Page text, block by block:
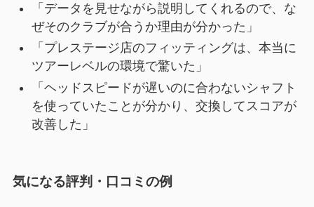
「データを見せながら説明してくれるので、な
ぜそのクラブが合うか理由が分かった」
「プレステージ店のフィッティングは、本当に
ツアーレベルの環境で驚いた」
「ヘッドスピードが遅いのに合わないシャフト
を使っていたことが分かり、交換してスコアが
改善した」
気になる評判・口コミの例